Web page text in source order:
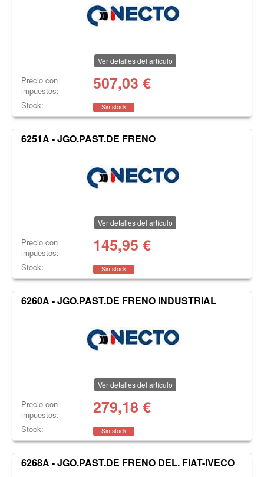
Ver detalles del artículo
Precio con
impuestos:
507,03 €
Stock: Sin stock
6251A - JGO.PAST.DE FRENO
Ver detalles del artículo
Precio con
impuestos:
145,95 €
Stock: Sin stock
6260A - JGO.PAST.DE FRENO INDUSTRIAL
Ver detalles del artículo
Precio con
impuestos:
279,18 €
Stock: Sin stock
6268A - JGO.PAST.DE FRENO DEL. FIAT-IVECO